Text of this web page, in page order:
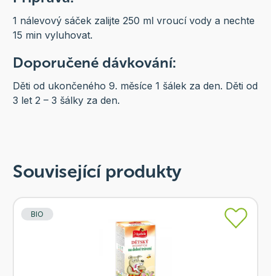
1 nálevový sáček zalijte 250 ml vroucí vody a nechte
15 min vyluhovat.
Doporučené dávkování:
Děti od ukončeného 9. měsíce 1 šálek za den. Děti od
3 let 2 – 3 šálky za den.
Související produkty
BIO